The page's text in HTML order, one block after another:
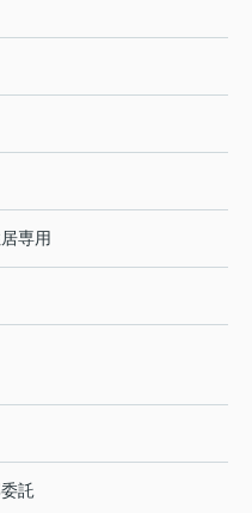
専用
託